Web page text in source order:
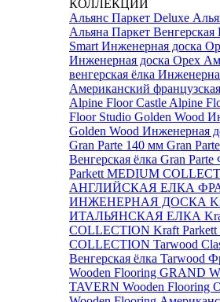
КОЛЛЕКЦИИ
Альянс Паркет Deluxe
Альяна Паркет Венгерская
Smart Инженерная доска
Инженерная доска Орех
венгерская ёлка
Американский
Alpine Floor Castle Alpine
Floor Studio Golden Wood
Golden Wood Инженерная
Gran Parte 140 мм Gran
Венгерская ёлка Gran Parte
Parkett MEDIUM
АНГЛИЙСКАЯ ЕЛКА
ИНЖЕНЕРНАЯ ДОСКА
ИТАЛЬЯНСКАЯ ЕЛКА
COLLECTION Kraft
COLLECTION Tarwood
Венгерская ёлка Tarwood
Wooden Flooring GRAND
TAVERN Wooden Flooring